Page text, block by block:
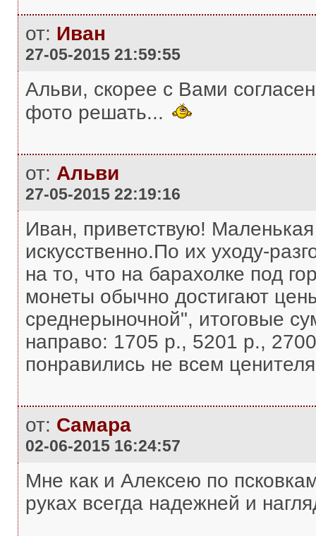
от: Иван
27-05-2015 21:59:55
Альви, скорее с Вами
фото решать...
от: Альви
27-05-2015 22:19:16
Иван, приветствую!
искусственно.По их уходу-
на то, что на барахолке под
монеты обычно достигают
среднерыночной", итоговые
направо: 1705 р., 5201 р.,
понравились не всем
от: Самара
02-06-2015 16:24:57
Мне как и Алексею по
руках всегда надежней и